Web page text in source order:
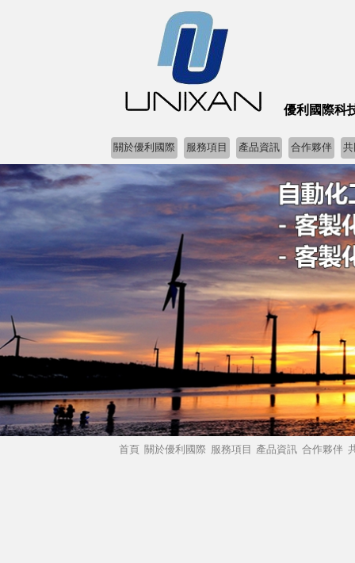
優利國際科
關於優利國際 服務項目 產品資訊 合作夥伴
首頁 關於優利國際 服務項目 產品資訊 合作夥伴